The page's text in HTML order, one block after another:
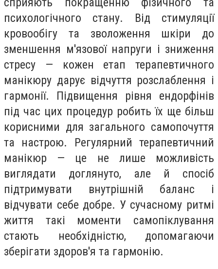
психологічного стану. Від стимуляції
кровообігу та зволоження шкіри до
зменшення м'язової напруги і зниження
стресу — кожен етап терапевтичного
манікюру дарує відчуття розслаблення і
гармонії. Підвищення рівня ендорфінів
під час цих процедур робить їх ще більш
корисними для загального самопочуття
та настрою. Регулярний терапевтичний
манікюр — це не лише можливість
виглядати доглянуто, але й спосіб
підтримувати внутрішній баланс і
відчувати себе добре. У сучасному ритмі
життя такі моменти самопіклування
стають необхідністю, допомагаючи
зберігати здоров'я та гармонію.